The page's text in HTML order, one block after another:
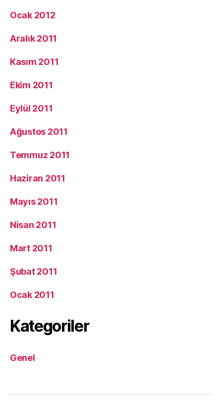
Ocak 2012
Aralık 2011
Kasım 2011
Ekim 2011
Eylül 2011
Ağustos 2011
Temmuz 2011
Haziran 2011
Mayıs 2011
Nisan 2011
Mart 2011
Şubat 2011
Ocak 2011
Kategoriler
Genel